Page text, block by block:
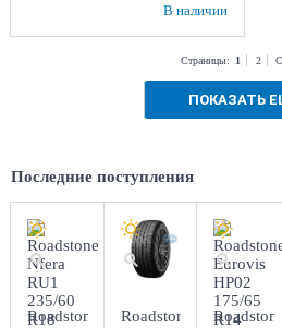
В наличии
Страницы: 1 2
ПОКАЗАТЬ
Последние поступления
Roadstone
Roadstone
Roadstone